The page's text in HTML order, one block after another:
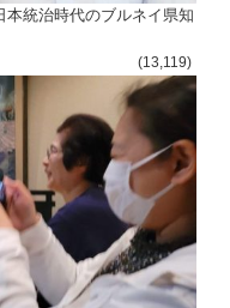
統治時代のブルネイ県知
(13,119)